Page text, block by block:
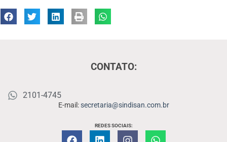
CONTATO:
2101-4745
E-mail:secretaria@sindisan.com.br
REDES SOCIAIS: